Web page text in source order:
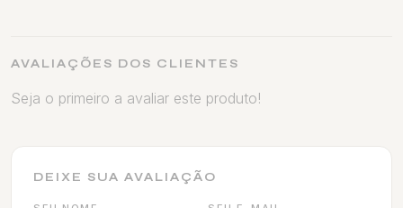
AVALIAÇÕES DOS CLIENTES
Seja o primeiro a avaliar este produto!
DEIXE SUA AVALIAÇÃO